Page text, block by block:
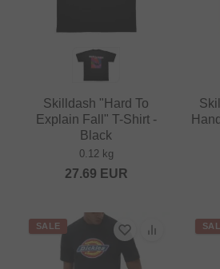
Skilldash "Hard To
Explain Fall" T-Shirt -
Black
0.12 kg
27.69 EUR
SALE